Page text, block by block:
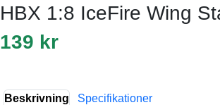
HBX 1:8 IceFire Wing
139 kr
Beskrivning Specifikationer